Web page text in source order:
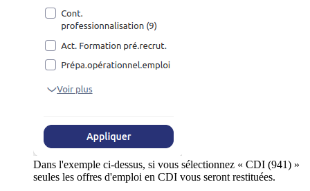
Dans l'exemple ci-dessus, si vous sélectionnez « CDI (941) »
seules les offres d'emploi en CDI vous seront restituées.